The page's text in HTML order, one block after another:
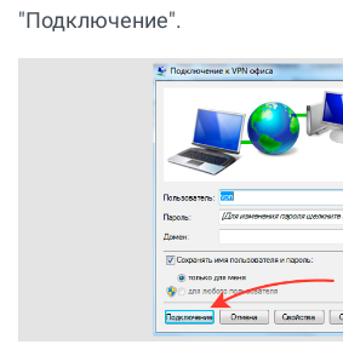
"Подключение".